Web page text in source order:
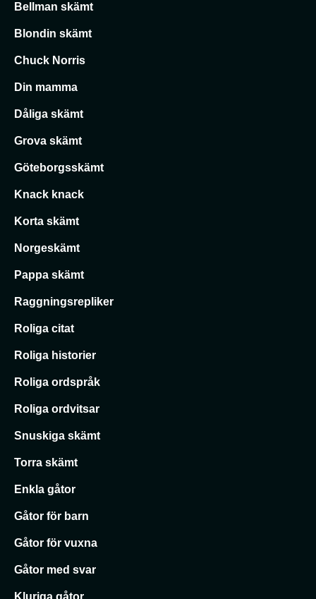
Bellman skämt
Blondin skämt
Chuck Norris
Din mamma
Dåliga skämt
Grova skämt
Göteborgsskämt
Knack knack
Korta skämt
Norgeskämt
Pappa skämt
Raggningsrepliker
Roliga citat
Roliga historier
Roliga ordspråk
Roliga ordvitsar
Snuskiga skämt
Torra skämt
Enkla gåtor
Gåtor för barn
Gåtor för vuxna
Gåtor med svar
Kluriga gåtor